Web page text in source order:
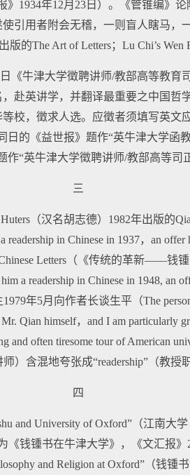
1934年12月23日）。《管锥编》
引用者附会无稽，一则盲人瞎马，
的The Art of Letters；Lu Chi’s Wen
《牛津大学徵聘讲师/教部高等教育
赴英讲学，并翻译最重要之中国哲
校，徵求人选。应徵者须填写英文
的《益世报》题作“英牛津大学函
“英牛津大学徵聘讲师/教部高等司
三
（汉名胡志德）1982年出版的
readership in Chinese in 1937，an
Chinese Letters（《传统的革新——钱
a readership in Chinese in 1948, an
年5月向作者长谈生平（The
Qian himself，and I am particularly
and often tiresome tour of American
）含混地夸张成“readership”（教授
四
and University of Oxford”（江南
钱锺书在牛津大学》，《文汇报》
and Religion at Oxford”（钱